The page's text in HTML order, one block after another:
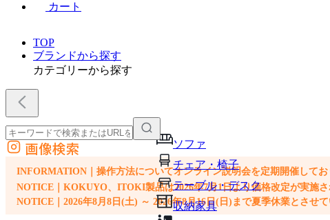
カート
TOP
ブランドから探す
カテゴリーから探す
ソファ
チェア・椅子
テーブル・デスク
収納家具
外部サイトの商品をカートに追加
他のサイトで見つけた商品ページのURLを貼り付けて、カートに追加できます
画像検索
INFORMATION｜操作方法についてオンライン説明会を定期開催してお
NOTICE｜KOKUYO、ITOKI製品は2026年7月1日より価格改定が実施
NOTICE｜2026年8月8日(土) ～ 2026年8月16日(日)まで夏季休業とさせて